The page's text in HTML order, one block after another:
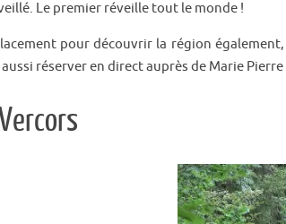
Le premier réveille tout le monde !
pour découvrir la région
réserver en direct auprès de Marie